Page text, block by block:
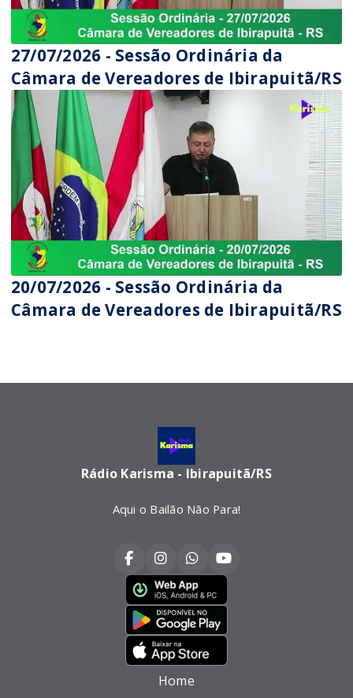
27/07/2026 - Sessão Ordinária da
Câmara de Vereadores de Ibirapuitã/RS
20/07/2026 - Sessão Ordinária da
Câmara de Vereadores de Ibirapuitã/RS
Rádio Karisma - Ibirapuitã/RS
Aqui o Bailão Não Para!
Home